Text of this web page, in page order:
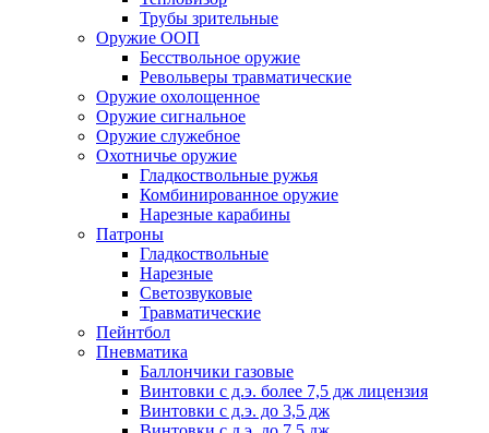
Трубы зрительные
Оружие ООП
Бесствольное оружие
Револьверы травматические
Оружие охолощенное
Оружие сигнальное
Оружие служебное
Охотничье оружие
Гладкоствольные ружья
Комбинированное оружие
Нарезные карабины
Патроны
Гладкоствольные
Нарезные
Светозвуковые
Травматические
Пейнтбол
Пневматика
Баллончики газовые
Винтовки с д.э. более 7,5 дж лицензия
Винтовки с д.э. до 3,5 дж